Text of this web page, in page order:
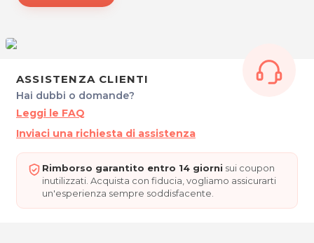
Mar - Mer: 9.00 - 19.00
Gio: 13.00 - 19.00
ESTETICA ELISIR di Guerra Erica
Via delle Grazie, 7
ASSISTENZA CLIENTI
Hai dubbi o domande?
Leggi le FAQ
Inviaci una richiesta di assistenza
Rimborso garantito entro 14 giorni sui coupon
inutilizzati. Acquista con fiducia, vogliamo assicurarti
un'esperienza sempre soddisfacente.